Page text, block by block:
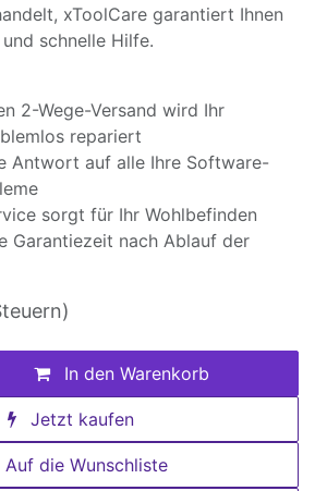
xToolCare garantiert Ihnen
schnelle Hilfe.
2-Wege-Versand wird Ihr
repariert
Antwort auf alle Ihre Software-
sorgt für Ihr Wohlbefinden
Garantiezeit nach Ablauf der
In den Warenkorb
Jetzt kaufen
Auf die Wunschliste